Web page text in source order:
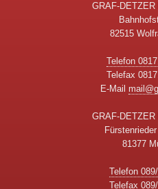
GRAF-
82515
Telefon
Telefax
E-Mail
GRAF-
81377
Telefon
Telefax